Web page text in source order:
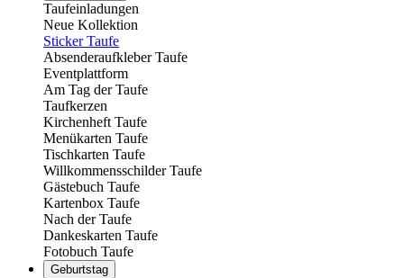
Taufeinladungen
Neue Kollektion
Sticker Taufe
Absenderaufkleber Taufe
Eventplattform
Am Tag der Taufe
Taufkerzen
Kirchenheft Taufe
Menükarten Taufe
Tischkarten Taufe
Willkommensschilder Taufe
Gästebuch Taufe
Kartenbox Taufe
Nach der Taufe
Dankeskarten Taufe
Fotobuch Taufe
Geburtstag